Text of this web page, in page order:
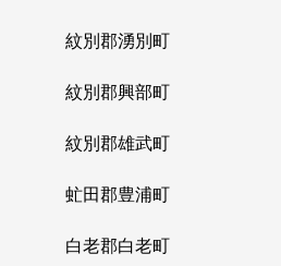
紋別郡湧別町
紋別郡興部町
紋別郡雄武町
虻田郡豊浦町
白老郡白老町